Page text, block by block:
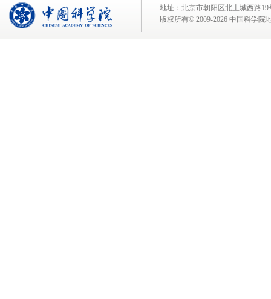
地址：北京市朝阳区北土城西路
版权所有© 2009-2026 中国科学院